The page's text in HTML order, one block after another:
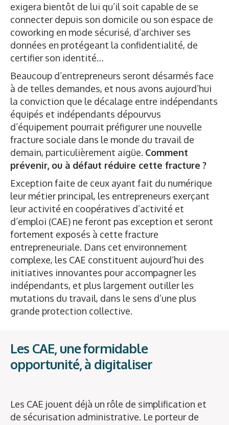
exigera bientôt de lui qu’il soit capable de se
connecter depuis son domicile ou son espace de
coworking en mode sécurisé, d’archiver ses
données en protégeant la confidentialité, de
certifier son identité…
Beaucoup d’entrepreneurs seront désarmés face
à de telles demandes, et nous avons aujourd’hui
la conviction que le décalage entre indépendants
équipés et indépendants dépourvus
d’équipement pourrait préfigurer une nouvelle
fracture sociale dans le monde du travail de
demain, particulièrement aigüe. Comment
prévenir, ou à défaut réduire cette fracture ?
Exception faite de ceux ayant fait du numérique
leur métier principal, les entrepreneurs exerçant
leur activité en coopératives d’activité et
d’emploi (CAE) ne feront pas exception et seront
fortement exposés à cette fracture
entrepreneuriale. Dans cet environnement
complexe, les CAE constituent aujourd’hui des
initiatives innovantes pour accompagner les
indépendants, et plus largement outiller les
mutations du travail, dans le sens d’une plus
grande protection collective.
Les CAE, une formidable
opportunité, à digitaliser
Les CAE jouent déjà un rôle de simplification et
de sécurisation administrative. Le porteur de